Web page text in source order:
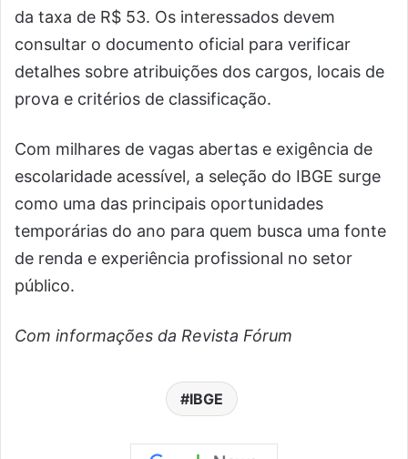
da taxa de R$ 53. Os interessados devem
consultar o documento oficial para verificar
detalhes sobre atribuições dos cargos, locais de
prova e critérios de classificação.
Com milhares de vagas abertas e exigência de
escolaridade acessível, a seleção do IBGE surge
como uma das principais oportunidades
temporárias do ano para quem busca uma fonte
de renda e experiência profissional no setor
público.
Com informações da Revista Fórum
IBGE